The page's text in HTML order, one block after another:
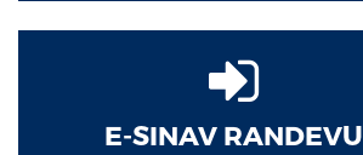
E-SINAV RANDEVU